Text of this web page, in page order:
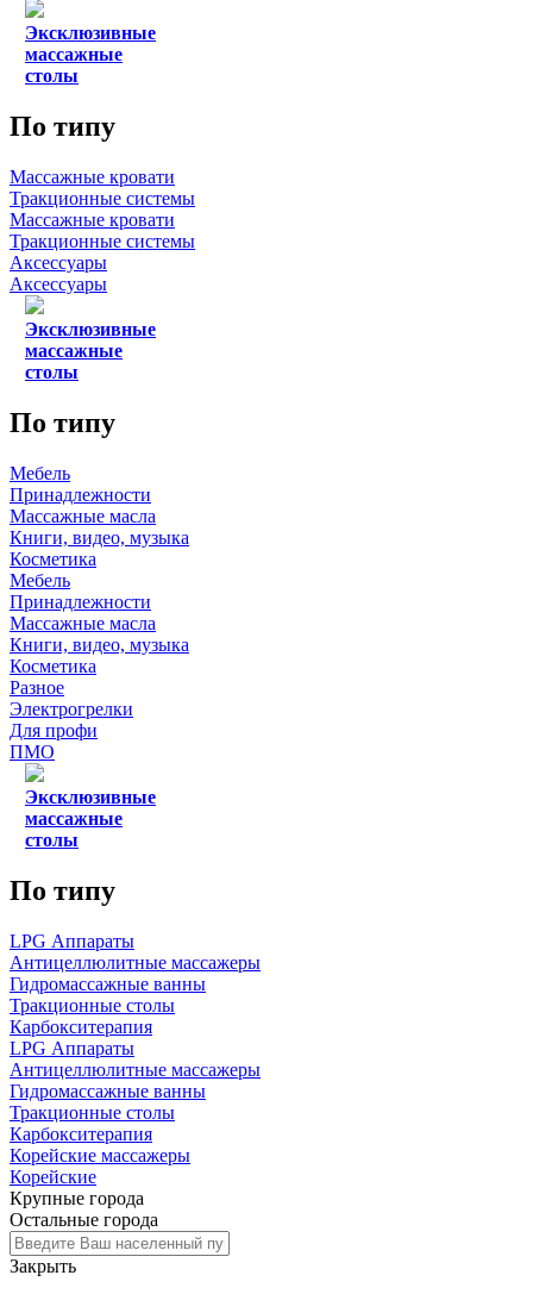
Эксклюзивные
массажные
столы
По типу
Массажные кровати
Тракционные системы
Массажные кровати
Тракционные системы
Аксессуары
Аксессуары
Эксклюзивные
массажные
столы
По типу
Мебель
Принадлежности
Массажные масла
Книги, видео, музыка
Косметика
Мебель
Принадлежности
Массажные масла
Книги, видео, музыка
Косметика
Разное
Электрогрелки
Для профи
ПМО
Эксклюзивные
массажные
столы
По типу
LPG Аппараты
Антицеллюлитные массажеры
Гидромассажные ванны
Тракционные столы
Карбокситерапия
LPG Аппараты
Антицеллюлитные массажеры
Гидромассажные ванны
Тракционные столы
Карбокситерапия
Корейские массажеры
Корейские
Крупные города
Остальные города
Закрыть